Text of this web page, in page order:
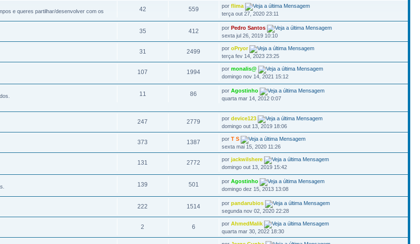
e queres partilhar/desenvolver com os
42 559 porflima
terça out 27, 2020 23:11
35 412 porPedro Santos
sexta jul 26, 2019 10:10
31 2499 poroPryor
terça fev 14, 2023 23:25
107 1994 pormonalis@
domingo nov 14, 2021 15:12
11 86 porAgostinho
quarta mar 14, 2012 0:07
247 2779 pordevice123
domingo out 13, 2019 18:06
373 1387 porT S
sexta mai 15, 2020 11:26
131 2772 porjackwilshere
domingo out 13, 2019 15:42
139 501 porAgostinho
domingo dez 15, 2013 13:08
222 1514 porpandarubios
segunda nov 02, 2020 22:28
2 6 porAhmedMalik
quarta mar 30, 2022 18:30